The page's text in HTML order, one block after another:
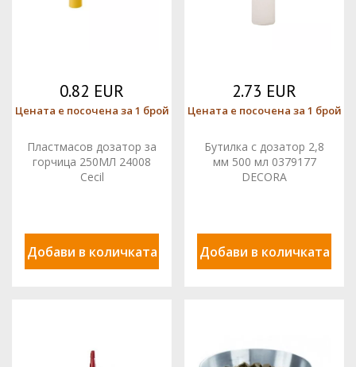
0.82 EUR
Цената е посочена за 1 брой
Пластмасов дозатор за
горчица 250МЛ 24008
Cecil
Добави в количката
2.73 EUR
Цената е посочена за 1 брой
Бутилка с дозатор 2,8
мм 500 мл 0379177
DECORA
Добави в количката